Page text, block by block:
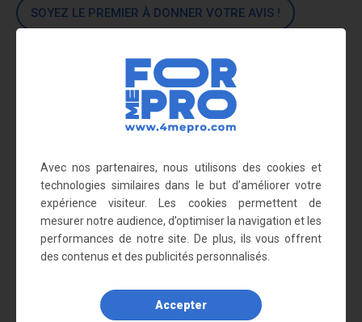
SOYEZ LE PREMIER À DONNER VOTRE AVIS !
Nous vous recommandons
Mousse de protection de
Mousse de protection de
Avec nos partenaires, nous utilisons des cookies et
technologies similaires dans le but d’améliorer votre
expérience visiteur. Les cookies permettent de
mesurer notre audience, d’optimiser la navigation et les
performances de notre site. De plus, ils vous offrent
des contenus et des publicités personnalisés.
Accepter